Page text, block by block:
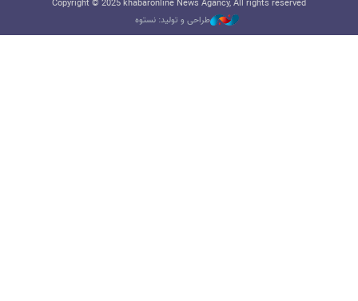
Copyright © 2025 khabaronline News Agancy, All rights reserved
طراحی و تولید: نستوه